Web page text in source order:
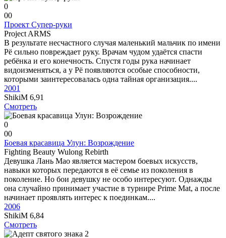
0
00
Проект Супер-руки
Project ARMS
В результате несчастного случая маленький мальчик по имени
Рё сильно повреждает руку. Врачам чудом удаётся спасти
ребёнка и его конечность. Спустя годы рука начинает
видоизменяться, а у Рё появляются особые способности,
которыми заинтересовалась одна тайная организация....
2001
ShikiM 6,91
Смотреть
0
00
Боевая красавица Улун: Возрождение
Fighting Beauty Wulong Rebirth
Девушка Лань Мао является мастером боевых искусств,
навыки которых передаются в её семье из поколения в
поколение. Но бои девушку не особо интересуют. Однажды
она случайно принимает участие в турнире Prime Mat, а после
начинает проявлять интерес к поединкам....
2006
ShikiM 6,84
Смотреть